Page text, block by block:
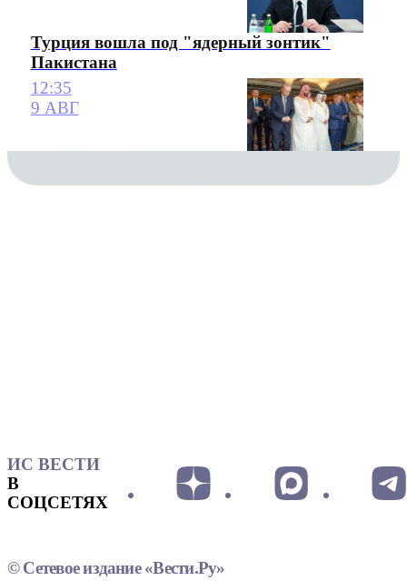
Турция вошла под "ядерный зонтик"
Пакистана
12:35
9 АВГ
ИС ВЕСТИ
В
СОЦСЕТЯХ
© Сетевое издание «Вести.Ру»